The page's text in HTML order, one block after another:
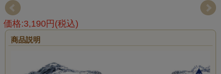
価格:3,190円(税込)
商品説明